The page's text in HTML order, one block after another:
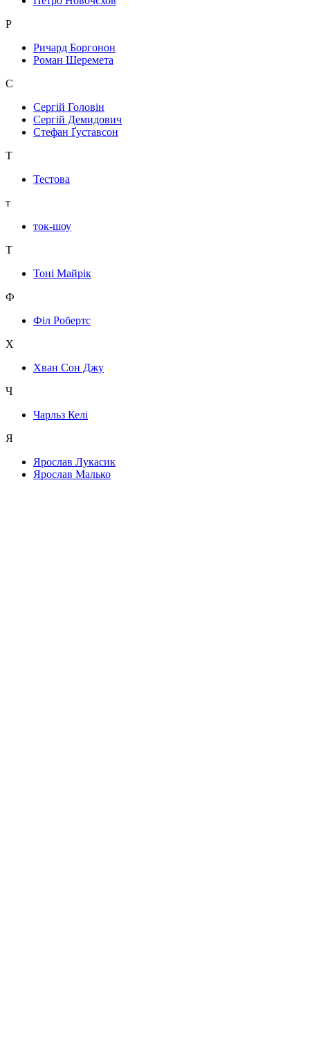
Р
Ричард Боргонон
Роман Шеремета
С
Сергій Головін
Сергій Демидович
Стефан Ґуставсон
Т
Тестова
т
ток-шоу
Т
Тоні Майрік
Ф
Філ Робертс
Х
Хван Сон Джу
Ч
Чарльз Келі
Я
Ярослав Лукасик
Ярослав Малько